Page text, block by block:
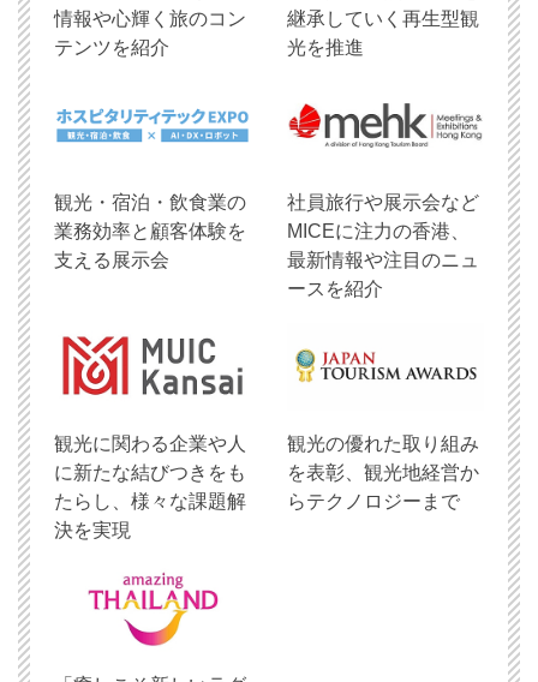
情報や心輝く旅のコン
テンツを紹介
継承していく再生型観
光を推進
観光・宿泊・飲食業の
業務効率と顧客体験を
支える展示会
社員旅行や展示会など
MICEに注力の香港、
最新情報や注目のニュ
ースを紹介
観光に関わる企業や人
に新たな結びつきをも
たらし、様々な課題解
決を実現
観光の優れた取り組み
を表彰、観光地経営か
らテクノロジーまで